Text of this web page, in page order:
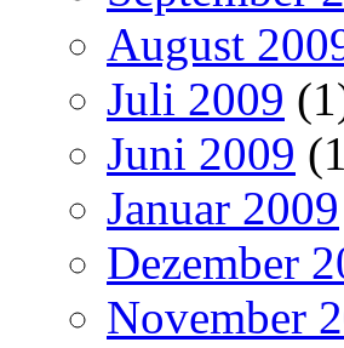
August
Juli 2009
Juni 2009
Januar 2009
Dezember
November